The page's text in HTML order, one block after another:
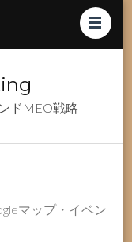
ドMEO戦略
マップ・イベン